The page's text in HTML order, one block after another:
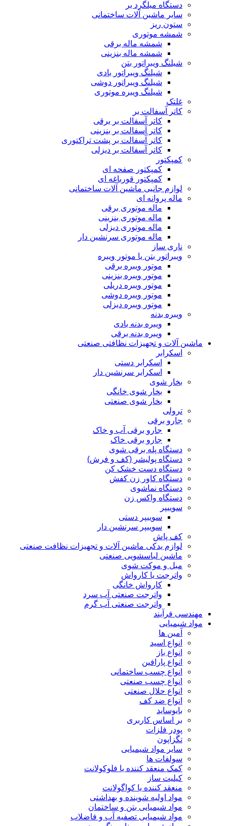
دستگاه میلگرد بر
سایر ماشین آلات ساختمانی
ستون ریز
شمشه موتوری
شمشه ماله برقی
شمشه ماله بنزینی
شیلنگ ویبراتور بتن
شیلنگ ویبراتور بادی
شیلنگ ویبراتور دوشی
شیلنگ ویبره موتوری
غلتک
کاتر آسفالت بر
کاتر آسفالت بر برقی
کاتر آسفالت بر بنزینی
کاتر آسفالت بر پشت تراکتوری
کاتر آسفالت بر دیزلی
کمپکتور
کمپکتور صفحه ای
کمپکتور قورباغه ای
لوازم جانبی ماشین آلات ساختمانی
ماله پروانه ای
ماله موتوری برقی
ماله موتوری بنزینی
ماله موتوری دیزلی
ماله موتوری سرنشین دار
ناری ساز
ویبراتور بتن یا موتور ویبره
موتور ویبره برقی
موتور ویبره بنزینی
موتور ویبره دریلی
موتور ویبره دوشی
موتور ویبره دیزلی
ویبره بدنه
ویبره بدنه بادی
ویبره بدنه برقی
ماشین آلات و تجهیزات نظافتی صنعتی
اسکرابر
اسکرابر دستی
اسکرابر سرنشین دار
بخار شوی
بخار شوی خانگی
بخار شوی صنعتی
ترولی
جارو برقی
جارو برقی آب و خاک
جارو برقی خاک
دستگاه پله برقی شوی
دستگاه پولیشر (کف و فرش)
دستگاه دست خشک کن
دستگاه کاور زن کفش
دستگاه نماشوی
دستگاه واکس زن
سوییپر
سوییپر دستی
سوییپر سرنشین دار
کف پاش
لوازم یدکی ماشین آلات و تجهیزات نظافت صنعتی
ماشین لباسشویی صنعتی
مبل و موکت شوی
واترجت یا کارواش
کارواش خانگی
واترجت صنعتی آب سرد
واترجت صنعتی آب گرم
مهندسی فرآیند
مواد شیمیایی
آمین ها
انواع اسید
انواع باز
انواع پارافین
انواع چسب ساختمانی
انواع چسب صنعتی
انواع حلال صنعتی
انواع ضد کف
بایوساید
بر اساس کاربری
پودر فلزات
تگزاپون
سایر مواد شیمیایی
سولفات ها
کمک منعقد کننده یا فلوکولانت
کیلیت ساز
منعقد کننده یا کواگولانت
مواد اولیه شوینده و بهداشتی
مواد شیمیایی بتن و ساختمان
مواد شیمیایی تصفیه آب و فاضلاب